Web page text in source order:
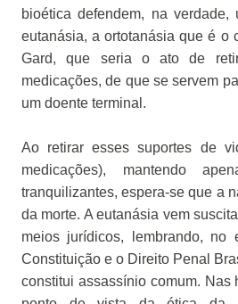
bioética defendem, na
eutanásia, a ortotanásia que é o
Gard, que seria o ato de
medicações, de que se servem
um doente terminal.
Ao retirar esses suportes de
medicações), mantendo
tranquilizantes, espera-se que a
da morte. A eutanásia vem
meios jurídicos, lembrando, no
Constituição e o Direito Penal
constitui assassínio comum. Nas